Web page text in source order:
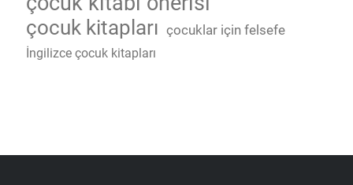
çocuk kitapları çocuklar için felsefe
İngilizce çocuk kitapları